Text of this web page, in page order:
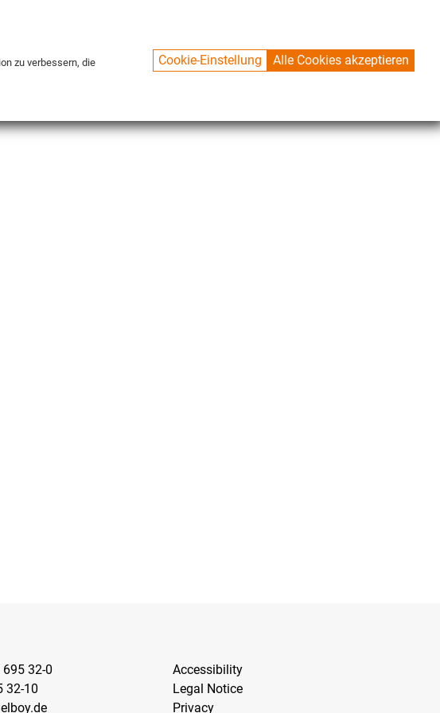
32-0
32-10
Accessibility
Legal Notice
Privacy
zu verbessern, die
Cookie-Einstellung Alle Cookies akzeptieren